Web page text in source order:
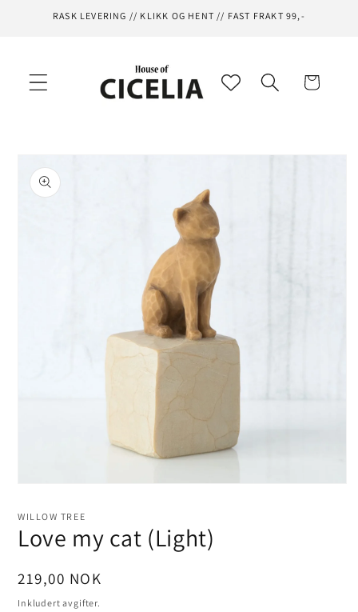
RASK LEVERING // KLIKK OG HENT // FAST FRAKT 99,-
Handlekurv
1
modal
WILLOW TREE
Love my cat (Light)
Vanlig
pris
219,00 NOK
Inkludert avgifter.